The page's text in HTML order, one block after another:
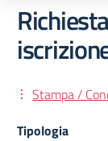
Stampa /
Tipologia